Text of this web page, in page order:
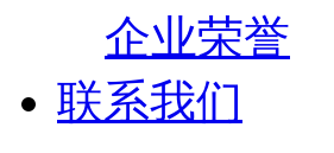
企业荣誉
联系我们